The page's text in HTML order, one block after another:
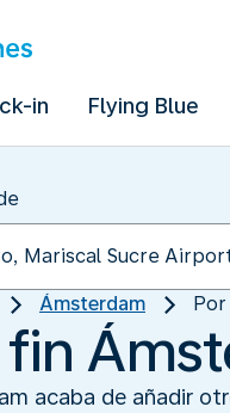
in Flying Blue
Ámsterdam
fin
acaba de añadir